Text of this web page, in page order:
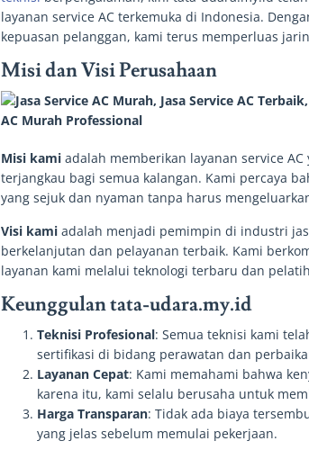
layanan service AC terkemuka di Indonesia.
kepuasan pelanggan, kami terus memperluas
Misi dan Visi Perusahaan
Misi kami adalah memberikan layanan service
terjangkau bagi semua kalangan. Kami percaya
yang sejuk dan nyaman tanpa harus
Visi kami adalah menjadi pemimpin di industri
berkelanjutan dan pelayanan terbaik. Kami
layanan kami melalui teknologi terbaru dan
Keunggulan tata-udara.my.id
Teknisi Profesional: Semua teknisi kami
sertifikasi di bidang perawatan dan
Layanan Cepat: Kami memahami bahwa
karena itu, kami selalu berusaha untuk
Harga Transparan: Tidak ada biaya
yang jelas sebelum memulai pekerjaan.